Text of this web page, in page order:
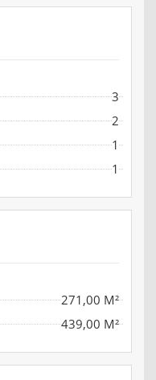
3
2
1
1
271,00 M²
439,00 M²